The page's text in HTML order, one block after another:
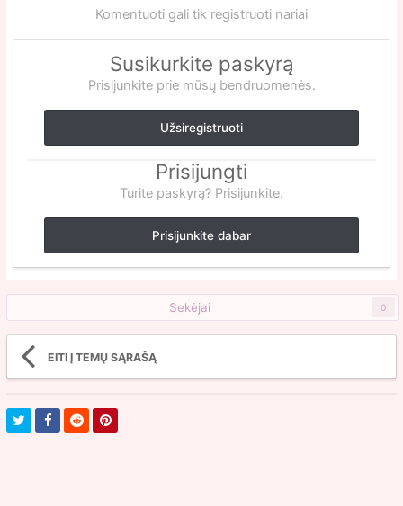
Komentuoti gali tik registruoti nariai
Susikurkite paskyrą
Prisijunkite prie mūsų bendruomenės.
Užsiregistruoti
Prisijungti
Turite paskyrą? Prisijunkite.
Prisijunkite dabar
Sekėjai 0
EITI Į TEMŲ SĄRAŠĄ